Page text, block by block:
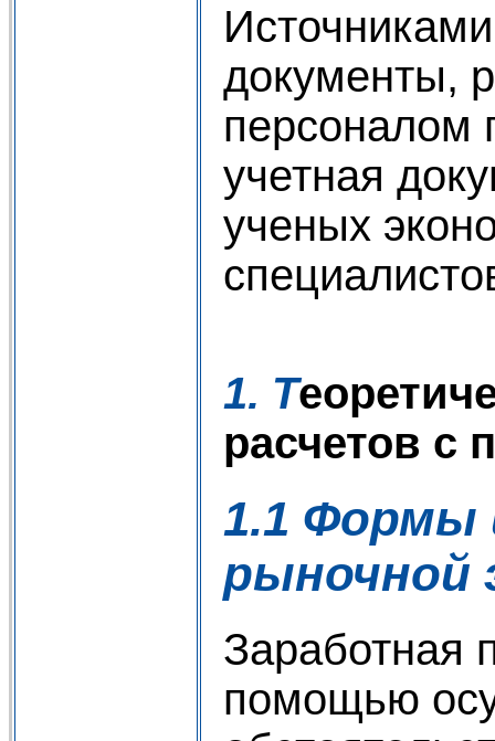
документы,
персоналом
учетная
ученых
1. Т
расчетов с
1.1 Формы
рыночной
Заработная
помощью